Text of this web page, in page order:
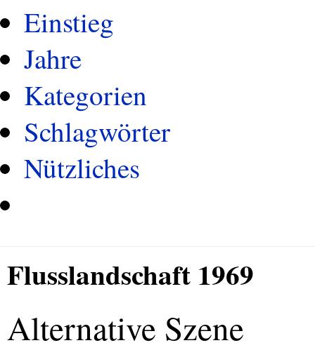
Einstieg
Jahre
Kategorien
Schlagwörter
Nützliches
Flusslandschaft 1969
Alternative Szene